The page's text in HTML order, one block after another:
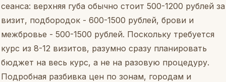
сеанса: верхняя губа обычно стоит 500-1200 рублей за
визит, подбородок - 600-1500 рублей, брови и
межбровье - 500-1500 рублей. Поскольку требуется
курс из 8-12 визитов, разумно сразу планировать
бюджет на весь курс, а не на разовую процедуру.
Подробная разбивка цен по зонам, городам и